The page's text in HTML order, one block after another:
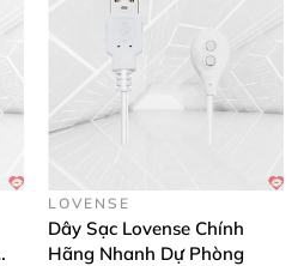
LOVENSE
Dây Sạc Lovense Chính
Hãng Nhanh Dự Phòng